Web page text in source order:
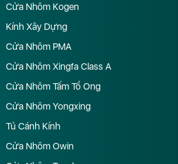
Cửa Nhôm Kogen
Kính Xây Dựng
Cửa Nhôm PMA
Cửa Nhôm Xingfa Class A
Cửa Nhôm Tấm Tổ Ong
Cửa Nhôm Yongxing
Tủ Cánh Kính
Cửa Nhôm Owin